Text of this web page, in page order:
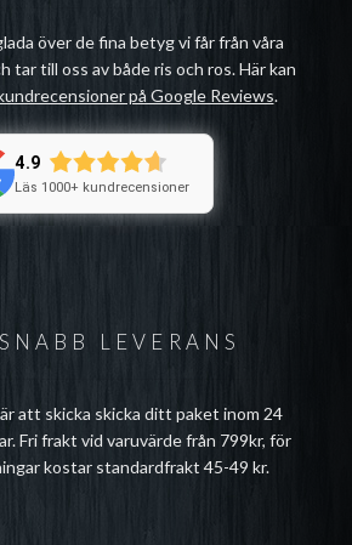
LEVERANS
att skicka skicka ditt paket inom 24
Fri frakt vid varuvärde från 799kr, för
kostar standardfrakt 45-49 kr.
över de fina betyg vi får från våra
tar till oss av både ris och ros. Här kan
på Google Reviews.
4.9
Läs 1000+ kundrecensioner